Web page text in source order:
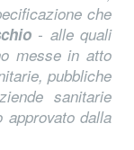
che
- alle quali
messe in atto
pubbliche
sanitarie
dalla